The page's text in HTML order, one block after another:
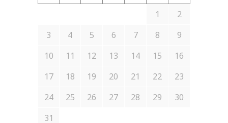
1
2
3
4 5 6 7 8
9
10
11 12 13 14 15
16
17
18 19 20 21 22
23
24
25 26 27 28 29
30
31